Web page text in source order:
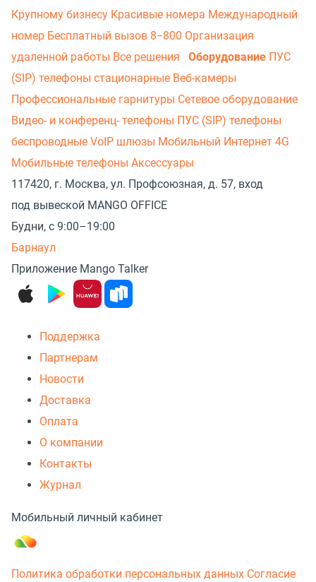
Крупному бизнесу Красивые номера Международный
номер Бесплатный вызов 8−800 Организация
удаленной работы Все решения Оборудование ПУС
(SIP) телефоны стационарные Веб-камеры
Профессиональные гарнитуры Сетевое оборудование
Видео- и конференц- телефоны ПУС (SIP) телефоны
беспроводные VoIP шлюзы Мобильный Интернет 4G
Мобильные телефоны Аксессуары
117420, г. Москва, ул. Профсоюзная, д. 57, вход
под вывеской MANGO OFFICE
Будни, с 9:00–19:00
Барнаул
Приложение Mango Talker
Поддержка
Партнерам
Новости
Доставка
Оплата
О компании
Контакты
Журнал
Мобильный личный кабинет
Политика обработки персональных данных Согласие